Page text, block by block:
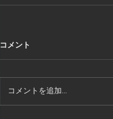
コメント
コメントを追加…